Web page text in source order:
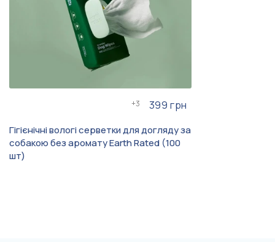
+3 399 грн
Гігієнічні вологі серветки для догляду за
собакою без аромату Earth Rated (100
шт)